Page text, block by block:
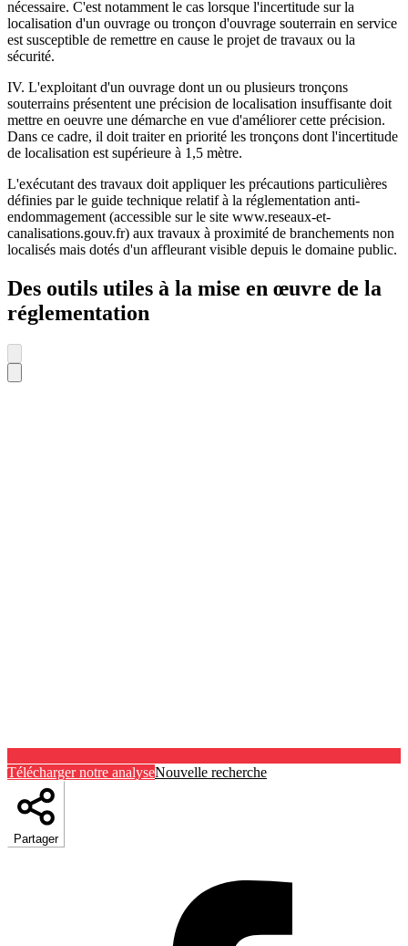
nécessaire. C'est notamment le cas lorsque l'incertitude sur la
localisation d'un ouvrage ou tronçon d'ouvrage souterrain en service
est susceptible de remettre en cause le projet de travaux ou la
sécurité.
IV. L'exploitant d'un ouvrage dont un ou plusieurs tronçons
souterrains présentent une précision de localisation insuffisante doit
mettre en oeuvre une démarche en vue d'améliorer cette précision.
Dans ce cadre, il doit traiter en priorité les tronçons dont l'incertitude
de localisation est supérieure à 1,5 mètre.
L'exécutant des travaux doit appliquer les précautions particulières
définies par le guide technique relatif à la réglementation anti-
endommagement (accessible sur le site www.reseaux-et-
canalisations.gouv.fr) aux travaux à proximité de branchements non
localisés mais dotés d'un affleurant visible depuis le domaine public.
Des outils utiles à la mise en œuvre de la
réglementation
Télécharger notre analyseNouvelle recherche
Partager